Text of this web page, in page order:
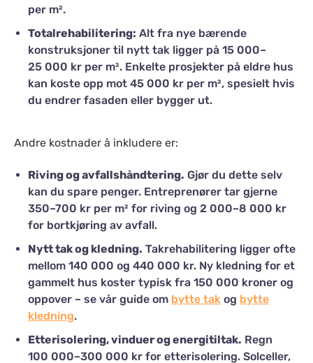
per m².
Totalrehabilitering: Alt fra nye bærende
konstruksjoner til nytt tak ligger på 15 000–
25 000 kr per m². Enkelte prosjekter på eldre hus
kan koste opp mot 45 000 kr per m², spesielt hvis
du endrer fasaden eller bygger ut.
Andre kostnader å inkludere er:
Riving og avfallshåndtering. Gjør du dette selv
kan du spare penger. Entreprenører tar gjerne
350–700 kr per m² for riving og 2 000–8 000 kr
for bortkjøring av avfall.
Nytt tak og kledning. Takrehabilitering ligger ofte
mellom 140 000 og 440 000 kr. Ny kledning for et
gammelt hus koster typisk fra 150 000 kroner og
oppover – se vår guide om bytte tak og bytte
kledning.
Etterisolering, vinduer og energitiltak. Regn
100 000–300 000 kr for etterisolering. Solceller,